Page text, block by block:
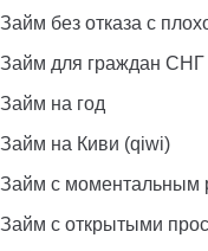
Займ без отказа с
Займ для граждан СНГ
Займ на год
Займ на Киви (qiwi)
Займ c моментальным
Займ с открытыми